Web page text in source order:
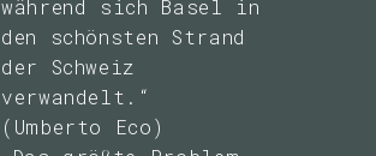
während sich Basel in
den schönsten Strand
der Schweiz
verwandelt.“
(Umberto Eco)